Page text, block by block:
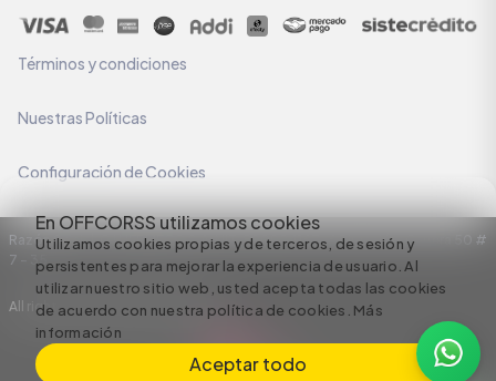
En OFFCORSS utilizamos cookies
Utilizamos cookies propias y de terceros, de sesión y
persistentes para mejorar la experiencia de usuario. Al
utilizar nuestro sitio web, usted acepta todas las cookies
de acuerdo con nuestra política de cookies. Más
información
Aceptar todo
Términos y condiciones
Nuestras Políticas
Configuración de Cookies
Razón Social: C.I HERMECO S.A. NIT: 890924167-6 Dirección: Carrera 50 #
7 – 35
All rights reserved empowered by